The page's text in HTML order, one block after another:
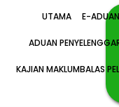
UTAMA E-ADUAN
ADUAN
KAJIAN MAKLUMBALAS